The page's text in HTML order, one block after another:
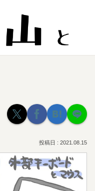
2021.08.15